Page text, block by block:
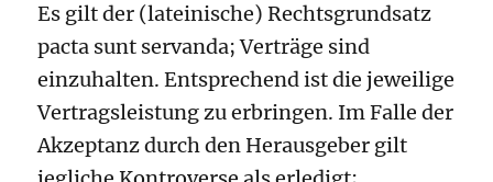
Es gilt der (lateinische) Rechtsgrundsatz
pacta sunt servanda; Verträge sind
einzuhalten. Entsprechend ist die jeweilige
Vertragsleistung zu erbringen. Im Falle der
Akzeptanz durch den Herausgeber gilt